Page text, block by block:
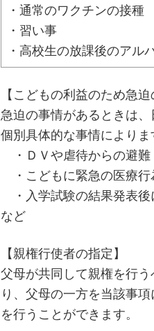
・通常のワクチンの接種
・習い事
・高校生の放課後のアル
【こどもの利益のため急
急迫の事情があるときは
個別具体的な事情により
・ＤＶや虐待からの避難
・こどもに緊急の医療行
・入学試験の結果発表後
など
【親権行使者の指定】
父母が共同して親権を行
り、父母の一方を当該事
を行うことができます。